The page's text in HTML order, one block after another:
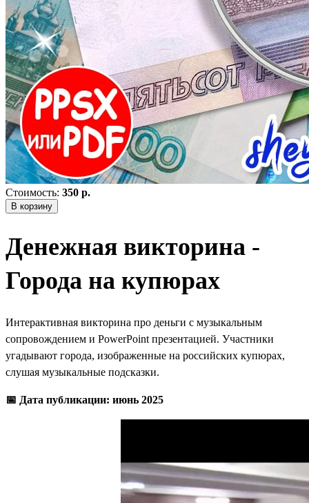
Стоимость: 350 р.
В корзину
Денежная викторина -
Города на купюрах
Интерактивная викторина про деньги с музыкальным
сопровождением и PowerPoint презентацией. Участники
угадывают города, изображенные на российских купюрах,
слушая музыкальные подсказки.
📅 Дата публикации: июнь 2025